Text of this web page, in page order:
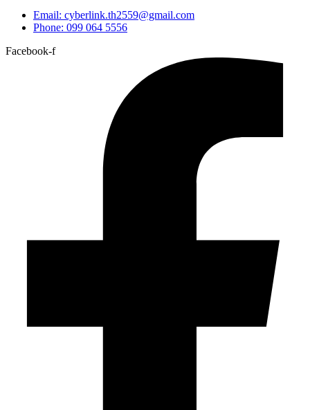
Email: cyberlink.th2559@gmail.com
Phone: 099 064 5556
Facebook-f